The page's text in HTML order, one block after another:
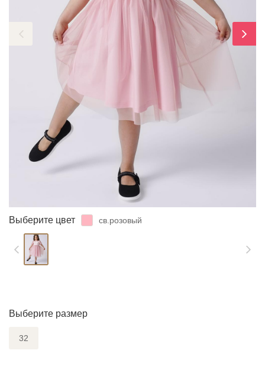
Выберите цвет св.розовый
Выберите размер
32